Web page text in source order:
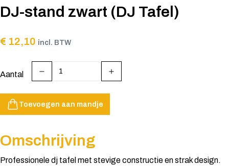
DJ-stand zwart (DJ Tafel)
€ 12,10 incl. BTW
Aantal
Toevoegen aan mandje
Omschrijving
Professionele dj tafel met stevige constructie en strak design.